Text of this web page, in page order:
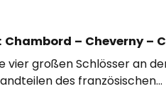
Chambord – Cheverny –
vier großen Schlösser an
des französischen...